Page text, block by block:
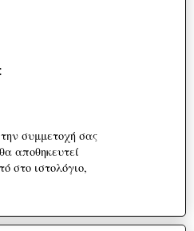
συμμετοχή σας
αποθηκευτεί
στο ιστολόγιο,